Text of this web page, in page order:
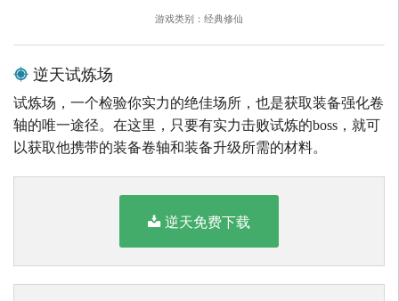
游戏类别：经典修仙
逆天试炼场
试炼场，一个检验你实力的绝佳场所，也是获取装备强化卷
轴的唯一途径。在这里，只要有实力击败试炼的boss，就可
以获取他携带的装备卷轴和装备升级所需的材料。
逆天免费下载